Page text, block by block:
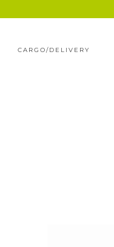
CARGO/DELIVERY